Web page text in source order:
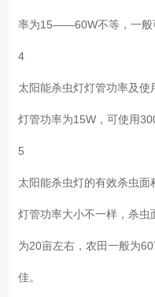
率为15——60W不等，一般
4
太阳能杀虫灯灯管功率及使
灯管功率为15W，可使用
5
太阳能杀虫灯的有效杀虫面
灯管功率大小不一样，杀
为20亩左右，农田一般为
佳。